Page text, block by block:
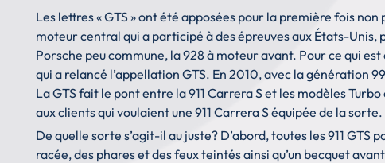
Les lettres « GTS » ont été apposées pour la première fois
moteur central qui a participé à des épreuves aux États-Unis,
Porsche peu commune, la 928 à moteur avant. Pour ce qui
qui a relancé l’appellation GTS. En 2010, avec la génération
La GTS fait le pont entre la 911 Carrera S et les modèles
aux clients qui voulaient une 911 Carrera S équipée de la sorte.
De quelle sorte s’agit-il au juste? D’abord, toutes les 911
racée, des phares et des feux teintés ainsi qu’un becquet